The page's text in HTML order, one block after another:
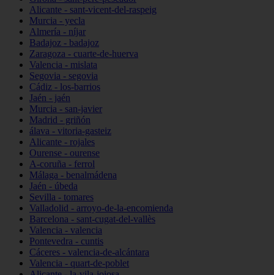
Alicante - sant-vicent-del-raspeig
Murcia - yecla
Almería - níjar
Badajoz - badajoz
Zaragoza - cuarte-de-huerva
Valencia - mislata
Segovia - segovia
Cádiz - los-barrios
Jaén - jaén
Murcia - san-javier
Madrid - griñón
álava - vitoria-gasteiz
Alicante - rojales
Ourense - ourense
A-coruña - ferrol
Málaga - benalmádena
Jaén - úbeda
Sevilla - tomares
Valladolid - arroyo-de-la-encomienda
Barcelona - sant-cugat-del-vallès
Valencia - valencia
Pontevedra - cuntis
Cáceres - valencia-de-alcántara
Valencia - quart-de-poblet